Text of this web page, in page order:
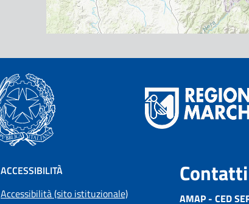
ACCESSIBILITÀ
Accessibilità (sito istituzionale)
Contatti
AMAP - CED